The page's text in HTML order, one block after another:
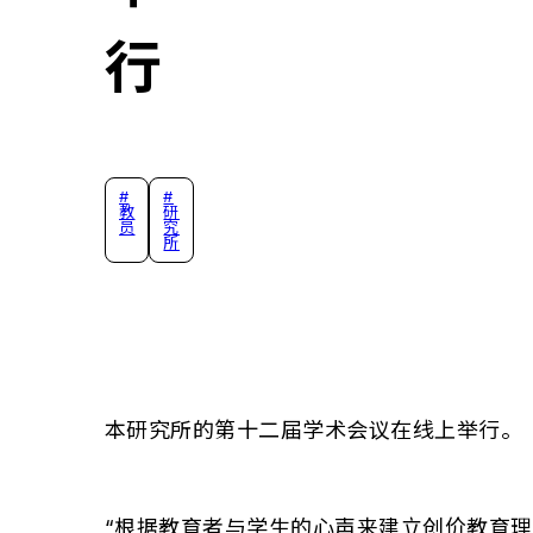
行
#
教
员
#
研
究
所
本研究所的第十二届学术会议在线上举行。